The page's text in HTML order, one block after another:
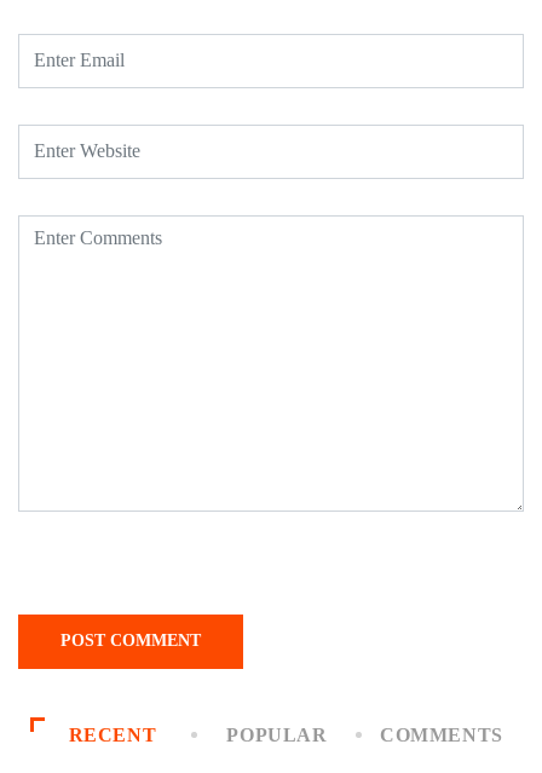
RECENT POPULAR COMMENTS